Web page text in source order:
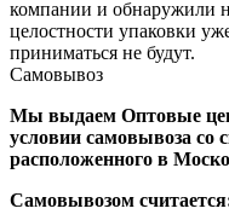
компании и обнаружили
целостности упаковки
приниматься не будут.
Самовывоз
Мы выдаем Оптовые
условии самовывоза со
расположенного в
Самовывозом